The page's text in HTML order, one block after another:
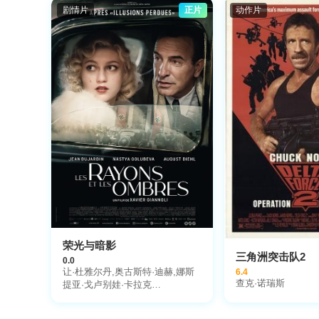
剧情片 正片
荣光与暗影
0.0
让·杜雅尔丹,奥古斯特·迪赫,娜斯
提亚·戈卢别娃·卡拉克
动作片
三角洲突击队2
6.4
查克·诺瑞斯